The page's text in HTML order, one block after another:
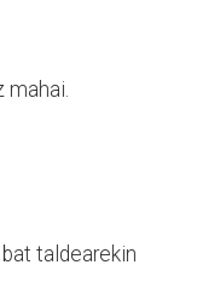
taldearekin